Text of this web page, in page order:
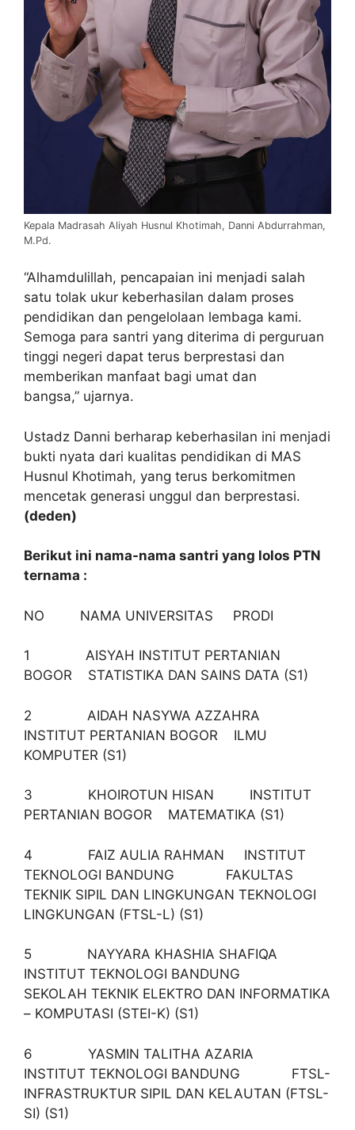
Kepala Madrasah Aliyah Husnul Khotimah, Danni Abdurrahman,
M.Pd.
“Alhamdulillah, pencapaian ini menjadi salah
satu tolak ukur keberhasilan dalam proses
pendidikan dan pengelolaan lembaga kami.
Semoga para santri yang diterima di perguruan
tinggi negeri dapat terus berprestasi dan
memberikan manfaat bagi umat dan
bangsa,” ujarnya.
Ustadz Danni berharap keberhasilan ini menjadi
bukti nyata dari kualitas pendidikan di MAS
Husnul Khotimah, yang terus berkomitmen
mencetak generasi unggul dan berprestasi.
(deden)
Berikut ini nama-nama santri yang lolos PTN
ternama :
NO NAMA UNIVERSITAS PRODI
1 AISYAH INSTITUT PERTANIAN
BOGOR STATISTIKA DAN SAINS DATA (S1)
2 AIDAH NASYWA AZZAHRA
INSTITUT PERTANIAN BOGOR ILMU
KOMPUTER (S1)
3 KHOIROTUN HISAN INSTITUT
PERTANIAN BOGOR MATEMATIKA (S1)
4 FAIZ AULIA RAHMAN INSTITUT
TEKNOLOGI BANDUNG FAKULTAS
TEKNIK SIPIL DAN LINGKUNGAN TEKNOLOGI
LINGKUNGAN (FTSL-L) (S1)
5 NAYYARA KHASHIA SHAFIQA
INSTITUT TEKNOLOGI BANDUNG
SEKOLAH TEKNIK ELEKTRO DAN INFORMATIKA
– KOMPUTASI (STEI-K) (S1)
6 YASMIN TALITHA AZARIA
INSTITUT TEKNOLOGI BANDUNG FTSL-
INFRASTRUKTUR SIPIL DAN KELAUTAN (FTSL-
SI) (S1)